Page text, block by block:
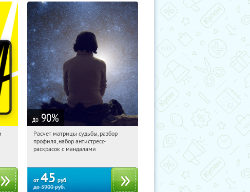
до 90%
10:49:18 Купили:
Россия
Расчет матрицы судьбы, разбор
профиля, набор антистресс-
раскрасок с мандалами
от 45 руб.
до3900руб.